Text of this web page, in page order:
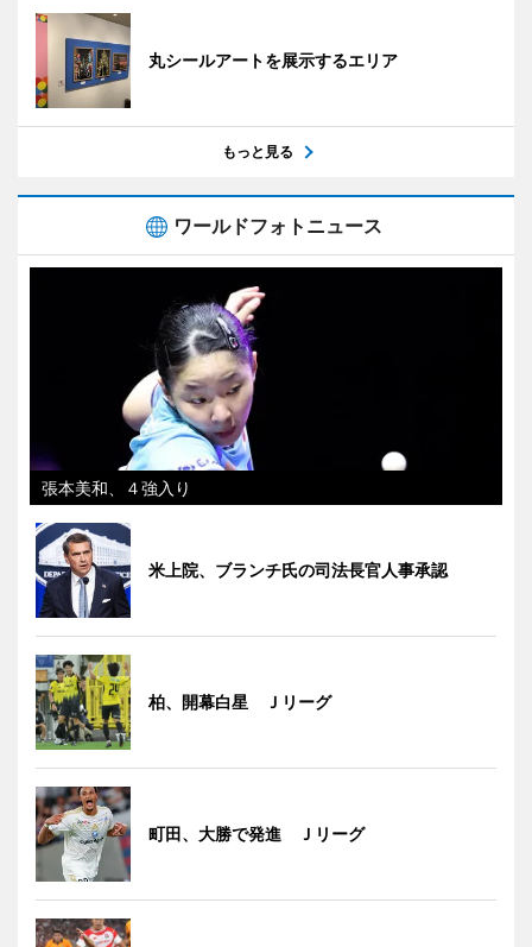
丸シールアートを展示するエリア
もっと見る
ワールドフォトニュース
張本美和、４強入り
米上院、ブランチ氏の司法長官人事承認
柏、開幕白星 Ｊリーグ
町田、大勝で発進 Ｊリーグ